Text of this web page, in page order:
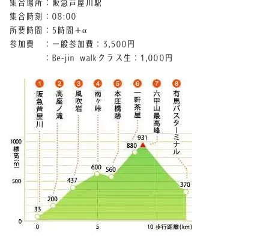
集合場所：阪急芦屋川駅
集合時刻：08:00
所要時間：5時間＋α
参加費 ：一般参加費：3,500円
：Be-jin walkクラス生：1,000円